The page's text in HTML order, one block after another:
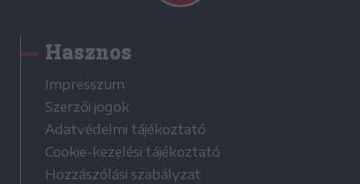
Hasznos
Impresszum
Szerzői jogok
Adatvédelmi tájékoztató
Cookie-kezelési tájékoztató
Hozzászólási szabályzat